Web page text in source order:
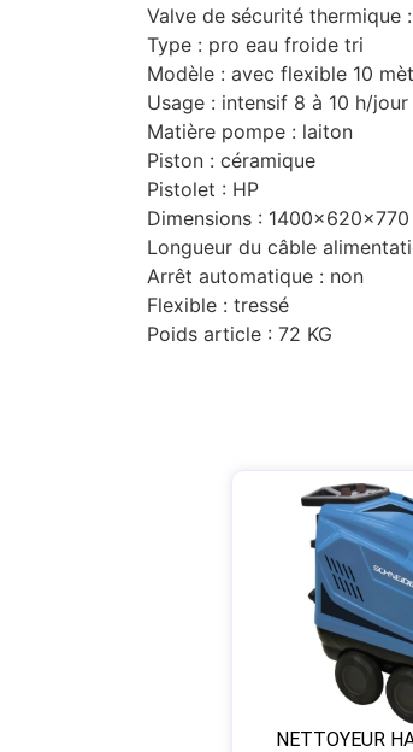
Valve de sécurité thermique
Type : pro eau froide tri
Modèle : avec flexible 10
Usage : intensif 8 à 10 h/jour
Matière pompe : laiton
Piston : céramique
Pistolet : HP
Dimensions : 1400x620x770
Longueur du câble
Arrêt automatique : non
Flexible : tressé
Poids article : 72 KG
NETTOYEUR